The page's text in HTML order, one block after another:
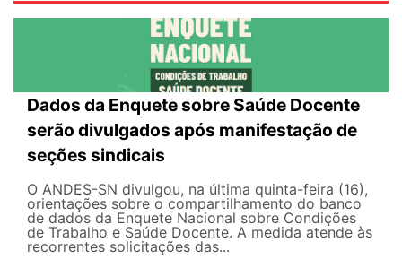
Dados da Enquete sobre Saúde Docente
serão divulgados após manifestação de
seções sindicais
O ANDES-SN divulgou, na última quinta-feira (16),
orientações sobre o compartilhamento do banco
de dados da Enquete Nacional sobre Condições
de Trabalho e Saúde Docente. A medida atende às
recorrentes solicitações das...